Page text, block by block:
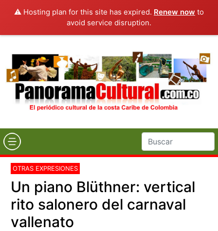
⚠️ Hosting plan for this site has expired. Renew now to
avoid service disruption.
OTRAS EXPRESIONES
Un piano Blüthner: vertical
rito salonero del carnaval
vallenato